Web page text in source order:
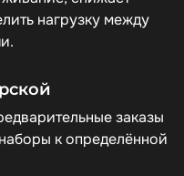
нагрузку между
заказы
к определённой